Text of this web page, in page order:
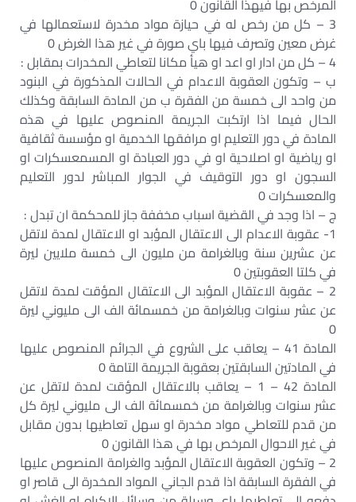
المرخص بها فيهذا القانون 0
3 – كل من رخص له في حيازة مواد مخدرة لاستعمالها في
غرض معين وتصرف فيها باي صورة في غير هذا الغرض 0
4 – كل من ادار او اعد او هيأ مكانا لتعاطي المخدرات بمقابل :
ب – وتكون العقوبة الاعدام في الحالات المذكورة في البنود
من واحد الى خمسة من الفقرة ب من المادة السابقة وكذلك
الحال فيما اذا ارتكبت الجريمة المنصوص عليها في هذه
المادة في دور التعليم او مرافقها الخدمية او مؤسسة ثقافية
او رياضية او اصلاحية او في دور العبادة او المسمعسكرات او
السجون او دور التوقيف في الجوار المباشر لدور التعليم
والمعسكرات 0
ج – اذا وجد في القضية اسباب مخففة جاز للمحكمة ان تبدل :
1- عقوبة الاعدام الى الاعتقال المؤبد او الاعتقال لمدة لاتقل
عن عشرين سنة وبالغرامة من مليون الى خمسة ملايين ليرة
في كلتا العقوبتين 0
2 – عقوبة الاعتقال المؤبد الى الاعتقال المؤقت لمدة لاتقل
عن عشر سنوات وبالغرامة من خمسمائة الف الى مليوني ليرة
0
المادة 41 – يعاقب على الشروع في الجرائم المنصوص عليها
في المادتين السابقتين بعقوبة الجريمة التامة 0
المادة 42 – 1 – يعاقب بالاعتقال المؤقت لمدة لاتقل عن
عشر سنوات وبالغرامة من خمسمائة الف الى مليوني ليرة كل
من قدم للتعاطي مواد مخدرة او سهل تعاطيها بدون مقابل
في غير الاحوال المرخص بها في هذا القانون 0
2 – وتكون العقوبة الاعتقال المؤبد والغرامة المنصوص عليها
في الفقرة السابقة اذا قدم الجاني المواد المخدرة الى قاصر او